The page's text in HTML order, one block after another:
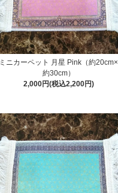
ミニカーペット 月星 Pink（約20cm×
約30cm）
2,000円(税込2,200円)